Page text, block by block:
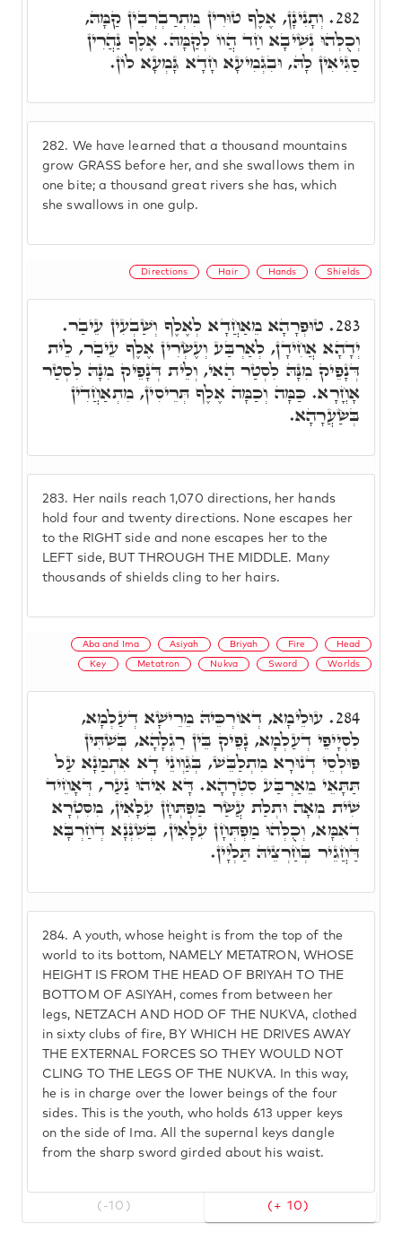
282. We have learned that a thousand mountains
grow GRASS before her, and she swallows them in
one bite; a thousand great rivers she has, which
she swallows in one gulp.
282. וְתָנִינָן, אֶלֶף טוּרִין מִתְרַבְרְבִין קַמָּהּ,
וְכֻלְּהוּ נְשִׁיבָא חַד הֲווֹ לְקַמָּהּ. אֶלֶף נַהֲרִין
סַגִּיאִין לָהּ, וּבִגְמִיעָא חָדָא גָּמְעָא לוֹן.
Directions Hair Hands Shields
283. Her nails reach 1,070 directions, her hands
hold four and twenty directions. None escapes her
to the RIGHT side and none escapes her to the
LEFT side, BUT THROUGH THE MIDDLE. Many
thousands of shields cling to her hairs.
283. טוּפְרָהָא מֵאַחֲדָא לְאֶלֶף וְשַׁבְעִין עֵיבַר.
יְדָהָא אֲחִידָן, לְאַרְבַּע וְעֶשְׂרִין אֶלֶף עֵיבַר, לֵית
דְּנָפֵיק מִנָּהּ לִסְטַר הַאי, וְלֵית דְּנָפֵיק מִנָּהּ לִסְטַר
אָחֳרָא. כַּמָּה וְכַמָּה אֶלֶף תְּרֵיסִין, מִתְאַחֲדִין
בְּשַׂעֲרָהָא.
Aba and Ima Asiyah Briyah Fire Head
Key Metatron Nukva Sword Worlds
284. A youth, whose height is from the top of the
world to its bottom, NAMELY METATRON, WHOSE
HEIGHT IS FROM THE HEAD OF BRIYAH TO THE
BOTTOM OF ASIYAH, comes from between her
legs, NETZACH AND HOD OF THE NUKVA, clothed
in sixty clubs of fire, BY WHICH HE DRIVES AWAY
THE EXTERNAL FORCES SO THEY WOULD NOT
CLING TO THE LEGS OF THE NUKVA. In this way,
he is in charge over the lower beings of the four
sides. This is the youth, who holds 613 upper keys
on the side of Ima. All the supernal keys dangle
from the sharp sword girded about his waist.
284. עוּלֵימָא, דְאוֹרְכֵּיהּ מֵרֵישָׁא דְעַלְמָא,
לִסְיָיפֵי דְעַלְמָא, נָפֵיק בֵּין רַגְלָהָא, בְּשִׁתִּין
פּוּלְסֵי דְנוּרָא מִתְלַבֵּשׁ, בְּגַוְונֵי דָא אִתְמַנָא עַל
תַּתָּאֵי מֵאַרְבַּע סִטְרָהָא. דָּא אִיהוּ נַעַר, דְּאָחֵיד
שִׁית מְאָה וּתְלַת עֲשַׂר מַפְתְּחָן עִלָּאִין, מִסִּטְרָא
דְאִמָּא, וְכֻלְּהוּ מַפְתְּחָן עִלָּאִין, בְּשִׁנְּנָא דְחַרְבָּא
דַּחֲגֵיר בְּחַרְצֵיהּ תַּלְיָין.
(-10) (+ 10)